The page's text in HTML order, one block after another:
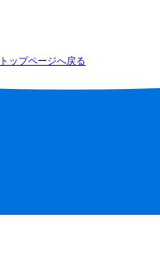
トップページへ戻る